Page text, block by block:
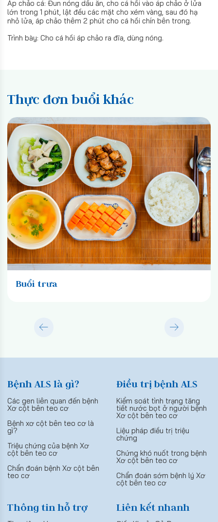
Áp chảo cá: Đun nóng dầu ăn, cho cá hồi vào áp chảo ở lửa
lớn trong 1 phút, lật đều các mặt cho xém vàng, sau đó hạ
nhỏ lửa, áp chảo thêm 2 phút cho cá hồi chín bên trong.
Trình bày: Cho cá hồi áp chảo ra đĩa, dùng nóng.
Thực đơn buổi khác
Buổi trưa
Bệnh ALS là gì?
Các gen liên quan đến bệnh
Xơ cột bên teo cơ
Bệnh xơ cột bên teo cơ là
gì?
Triệu chứng của bệnh Xơ
cột bên teo cơ
Chẩn đoán bệnh Xơ cột bên
teo cơ
Điều trị bệnh ALS
Kiểm soát tình trạng tăng
tiết nước bọt ở người bệnh
Xơ cột bên teo cơ
Liệu pháp điều trị triệu
chứng
Chứng khó nuốt trong bệnh
Xơ cột bên teo cơ
Chẩn đoán sớm bệnh lý Xơ
cột bên teo cơ
Thông tin hỗ trợ Liên kết nhanh